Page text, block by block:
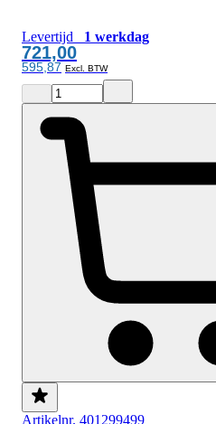
Levertijd 1 werkdag
721,00
595,87
Artikelnr. 401299499